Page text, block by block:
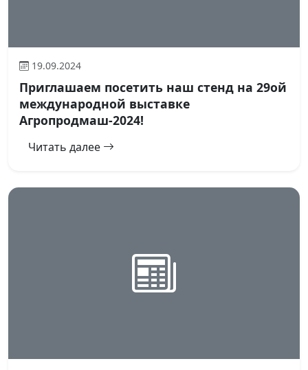
19.09.2024
Приглашаем посетить наш стенд на 29ой
международной выставке
Агропродмаш-2024!
Читать далее